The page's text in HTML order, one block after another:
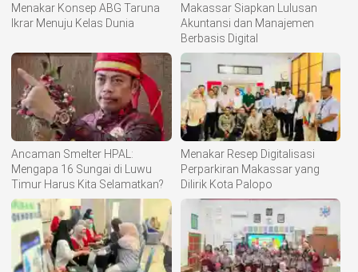
Menakar Konsep ABG Taruna
Ikrar Menuju Kelas Dunia
Makassar Siapkan Lulusan
Akuntansi dan Manajemen
Berbasis Digital
Ancaman Smelter HPAL:
Mengapa 16 Sungai di Luwu
Timur Harus Kita Selamatkan?
Menakar Resep Digitalisasi
Perparkiran Makassar yang
Dilirik Kota Palopo